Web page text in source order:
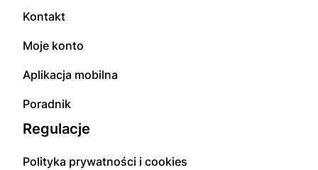
Kontakt
Moje konto
Aplikacja mobilna
Poradnik
Regulacje
Polityka prywatności i cookies